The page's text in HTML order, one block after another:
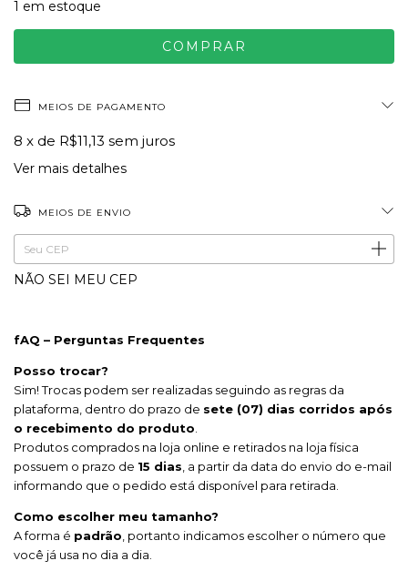
1 em estoque
MEIOS DE PAGAMENTO
8 x de R$11,13 sem juros
Ver mais detalhes
MEIOS DE ENVIO
Entregas para o CEP: ALTERAR CEP
NÃO SEI MEU CEP
fAQ – Perguntas Frequentes
Posso trocar?
Sim! Trocas podem ser realizadas seguindo as regras da
plataforma, dentro do prazo de sete (07) dias corridos após
o recebimento do produto
Produtos comprados na loja online e retirados na loja física
possuem o prazo de 15 dias , a partir da data do envio do e-mail
informando que o pedido está disponível para retirada.
Como escolher meu tamanho?
A forma é padrão , portanto indicamos escolher o número que
você já usa no dia a dia.